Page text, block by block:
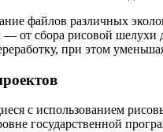
файлов различных
от сбора рисовой шелухи
при этом
с использованием
государственной